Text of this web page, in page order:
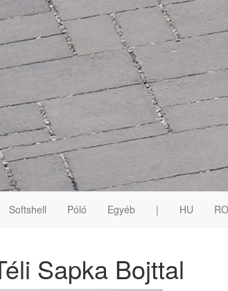
Softshell Póló Egyéb | HU RO
Sapka Bojttal